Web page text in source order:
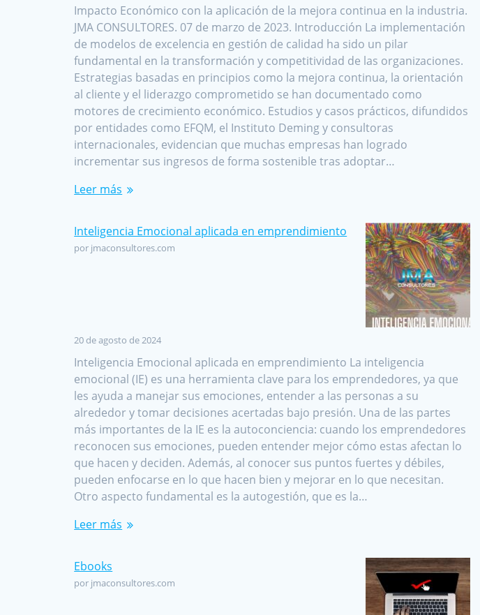
Impacto Económico con la aplicación de la mejora continua en la industria.
JMA CONSULTORES. 07 de marzo de 2023. Introducción La implementación
de modelos de excelencia en gestión de calidad ha sido un pilar
fundamental en la transformación y competitividad de las organizaciones.
Estrategias basadas en principios como la mejora continua, la orientación
al cliente y el liderazgo comprometido se han documentado como
motores de crecimiento económico. Estudios y casos prácticos, difundidos
por entidades como EFQM, el Instituto Deming y consultoras
internacionales, evidencian que muchas empresas han logrado
incrementar sus ingresos de forma sostenible tras adoptar…
Leer más
Inteligencia Emocional aplicada en emprendimiento
por jmaconsultores.com
20 de agosto de 2024
Inteligencia Emocional aplicada en emprendimiento La inteligencia
emocional (IE) es una herramienta clave para los emprendedores, ya que
les ayuda a manejar sus emociones, entender a las personas a su
alrededor y tomar decisiones acertadas bajo presión. Una de las partes
más importantes de la IE es la autoconciencia: cuando los emprendedores
reconocen sus emociones, pueden entender mejor cómo estas afectan lo
que hacen y deciden. Además, al conocer sus puntos fuertes y débiles,
pueden enfocarse en lo que hacen bien y mejorar en lo que necesitan.
Otro aspecto fundamental es la autogestión, que es la…
Leer más
Ebooks
por jmaconsultores.com